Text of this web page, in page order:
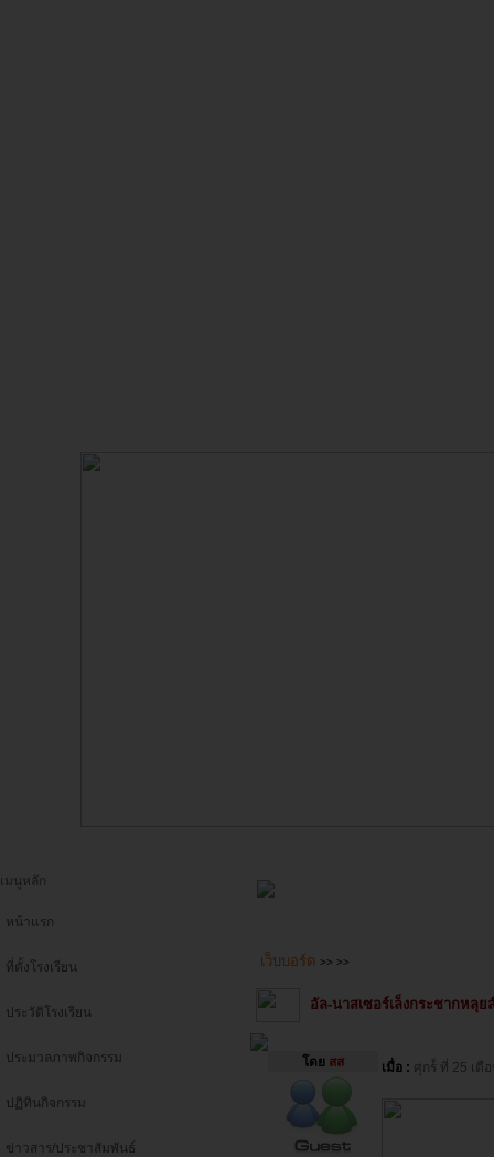
เมนูหลัก
หน้าแรก
ที่ตั้งโรงเรียน
ประวัติโรงเรียน
ประมวลภาพกิจกรรม
ปฏิทินกิจกรรม
ข่าวสาร/ประชาสัมพันธ์
เว็บบอร์ด >> >>
อัล-นาสเซอร์เล็งกระชากหลุ
โดย สส เมื่อ : ศุกร์์ ที่ 25 เดื